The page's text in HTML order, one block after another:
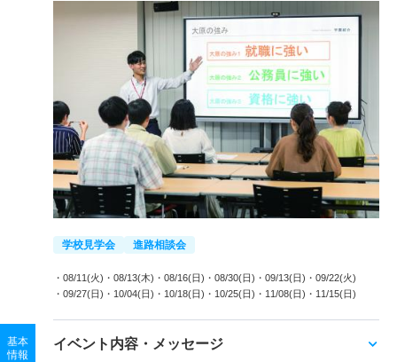
基本
情報
学校見学会 進路相談会
・08/11(火) ・08/13(木) ・08/16(日) ・08/30(日) ・09/13(日) ・09/22(火)
・09/27(日) ・10/04(日) ・10/18(日) ・10/25(日) ・11/08(日) ・11/15(日)
イベント内容・メッセージ